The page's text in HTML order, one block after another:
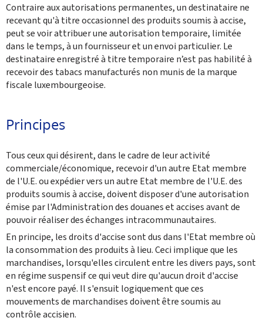
Contraire aux autorisations permanentes, un destinataire ne
recevant qu'à titre occasionnel des produits soumis à accise,
peut se voir attribuer une autorisation temporaire, limitée
dans le temps, à un fournisseur et un envoi particulier. Le
destinataire enregistré à titre temporaire n’est pas habilité à
recevoir des tabacs manufacturés non munis de la marque
fiscale luxembourgeoise.
Principes
Tous ceux qui désirent, dans le cadre de leur activité
commerciale/économique, recevoir d'un autre Etat membre
de l'U.E. ou expédier vers un autre Etat membre de l'U.E. des
produits soumis à accise, doivent disposer d'une autorisation
émise par l'Administration des douanes et accises avant de
pouvoir réaliser des échanges intracommunautaires.
En principe, les droits d'accise sont dus dans l'Etat membre où
la consommation des produits à lieu. Ceci implique que les
marchandises, lorsqu'elles circulent entre les divers pays, sont
en régime suspensif ce qui veut dire qu'aucun droit d'accise
n'est encore payé. Il s'ensuit logiquement que ces
mouvements de marchandises doivent être soumis au
contrôle accisien.